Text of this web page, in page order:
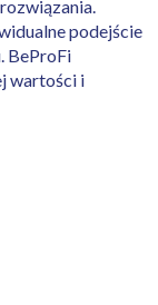
podejście
BeProFi
wartości i